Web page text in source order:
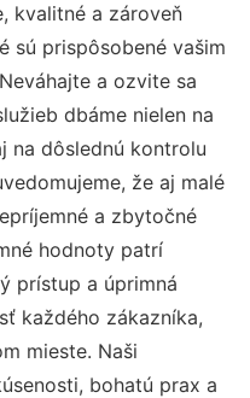
kvalitné a zároveň
sú prispôsobené vašim
a ozvite sa
dbáme nielen na
na dôslednú kontrolu
že aj malé
a zbytočné
hodnoty patrí
prístup a úprimná
každého zákazníka,
mieste. Naši
bohatú prax a